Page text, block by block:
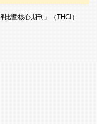
暨核心期刊」（THCI）